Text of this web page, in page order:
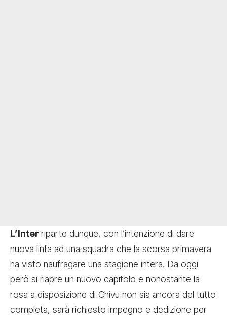
L’Inter riparte dunque, con l’intenzione di dare
nuova linfa ad una squadra che la scorsa primavera
ha visto naufragare una stagione intera. Da oggi
però si riapre un nuovo capitolo e nonostante la
rosa a disposizione di Chivu non sia ancora del tutto
completa, sarà richiesto impegno e dedizione per